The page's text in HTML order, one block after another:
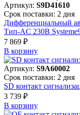
Артикул: S9D41610
Срок поставки: 2 дня
Дифференциальный
Тип-AC 230В
7 869 ₽
В корзинy
Артикул: S9A60002
Срок поставки: 2 дня
SD контакт
3 739 ₽
В корзинy